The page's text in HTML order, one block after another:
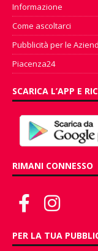
Informazione
Come ascoltarci
Pubblicità per le
Piacenza24
SCARICA L’APP E
RIMANI CONNESSO
PER LA TUA